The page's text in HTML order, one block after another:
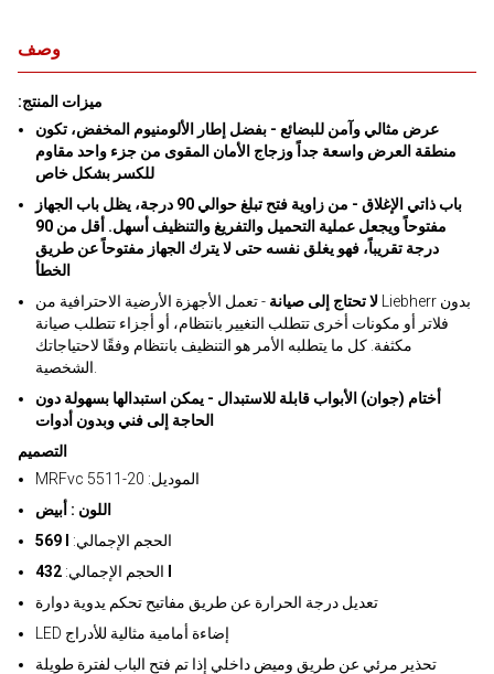
وصف
:ميزات المنتج
عرض مثالي وآمن للبضائع - بفضل إطار الألومنيوم المخفض، تكون
منطقة العرض واسعة جداً وزجاج الأمان المقوى من جزء واحد مقاوم
للكسر بشكل خاص
باب ذاتي الإغلاق - من زاوية فتح تبلغ حوالي 90 درجة، يظل باب الجهاز
مفتوحاً ويجعل عملية التحميل والتفريغ والتنظيف أسهل. أقل من 90
درجة تقريباً، فهو يغلق نفسه حتى لا يترك الجهاز مفتوحاً عن طريق
الخطأ
لا تحتاج إلى صيانة - تعمل الأجهزة الأرضية الاحترافية من Liebherr بدون
فلاتر أو مكونات أخرى تتطلب التغيير بانتظام، أو أجزاء تتطلب صيانة
مكثفة. كل ما يتطلبه الأمر هو التنظيف بانتظام وفقًا لاحتياجاتك
أختام (جوان) الأبواب قابلة للاستبدال - يمكن استبدالها بسهولة دون
الحاجة إلى فني وبدون أدوات
التصميم
MRFvc 5511-20 :الموديل
اللون : أبيض
569 l
:الحجم الإجمالي
الحجم الإجمالي:
تعديل درجة الحرارة عن طريق مفاتيح تحكم يدوية دوارة
LED إضاءة أمامية مثالية للأدراج
تحذير مرئي عن طريق وميض داخلي إذا تم فتح الباب لفترة طويلة